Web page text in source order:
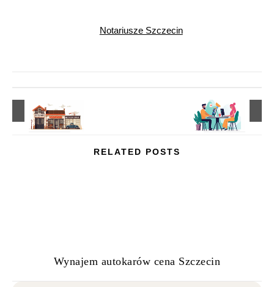
Notariusze Szczecin
RELATED POSTS
Wynajem autokarów cena Szczecin